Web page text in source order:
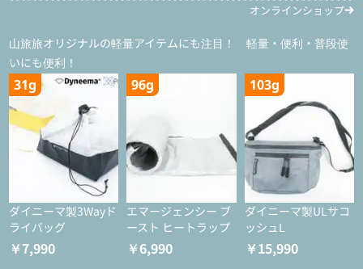
オンラインショップ
山旅旅オリジナルの軽量アイテムにも注目！ 軽量・便利・普段使
いにも便利！
31g
ダイニーマ製3Wayド
ライバッグ
￥7,990
96g
エマージェンシー ブ
ースト ヒートラップ
￥6,990
103g
ダイニーマ製ULサコ
ッシュL
￥15,990